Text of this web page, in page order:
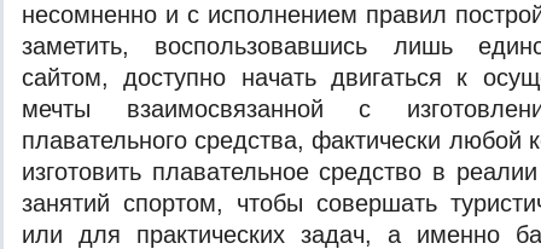
несомненно и с исполнением правил
заметить, воспользовавшись лишь
сайтом, доступно начать двигаться к
мечты взаимосвязанной с
плавательного средства, фактически любой
изготовить плавательное средство в
занятий спортом, чтобы совершать
или для практических задач, а именно